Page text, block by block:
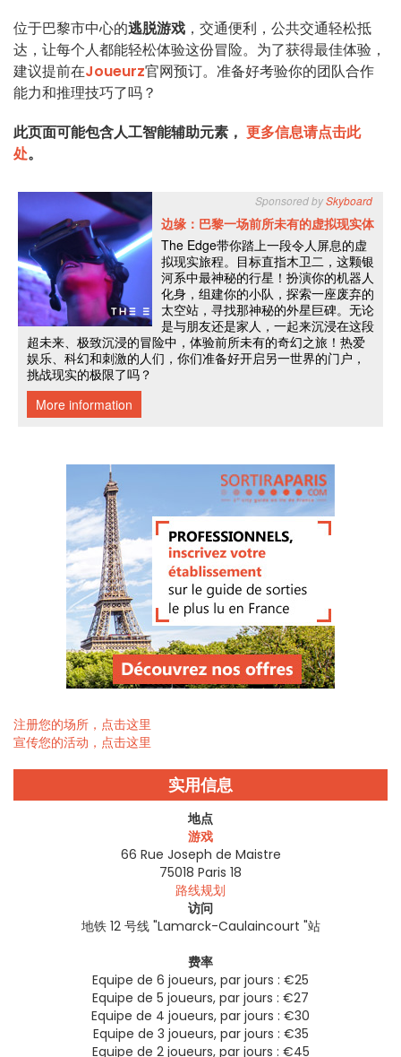
位于巴黎市中心的逃脱游戏 ，交通便利，公共交通轻松抵
达，让每个人都能轻松体验这份冒险。为了获得最佳体验，
建议提前在Joueurz官网预订。准备好考验你的团队合作
能力和推理技巧了吗？
此页面可能包含人工智能辅助元素， 更多信息请点击此
处。
注册您的场所，点击这里
宣传您的活动，点击这里
实用信息
地点
游戏
66 Rue Joseph de Maistre
75018 Paris 18
路线规划
访问
地铁 12 号线 "Lamarck-Caulaincourt "站
费率
Equipe de 6 joueurs, par jours : €25
Equipe de 5 joueurs, par jours : €27
Equipe de 4 joueurs, par jours : €30
Equipe de 3 joueurs, par jours : €35
Equipe de 2 joueurs, par jours : €45